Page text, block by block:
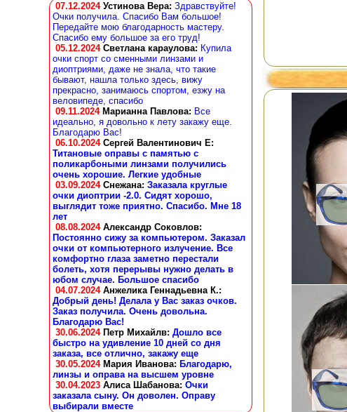
07.12.2024 Устинова Вера: Здравствуйте!
Очки получила. Спасибо Вам большое!
Передайте мою благодарность мастеру.
Спасибо ему большое за его труд!
05.12.2024 Светлана караулова: Купила
очки спорт со сменными линзами и
диоптриями, даже не знала, что такие
бывают, нашла только здесь, вижу
прекрасно, занимаюсь спортом, езжу на
веловипеде, спасибо
09.11.2024 Марианна Павлова: Все
идеально, я довольно к лету закажу еще.
Благодарю Вас!
06.10.2024 Сергей Валентинович Е:
Титановые оправы с памятью с
поликарбоными линзами получились
очень хорошие. Легкие удобные
03.09.2024 Снежана: Заказала круглые
очки диоптрии -2.0. Сидят хорошо,
выглядит тоже приятно. Спасибо. Мне 18
лет
08.08.2024 Александр Соковлов:
Постоянно сижу за компьютером. Заказал
очки от компьютерного излучение. Все
комфортно глаза заметно перестали
болеть, хотя перерывы нужно делать в
юбом случае. Большое спасибо
04.07.2024 Анжелика Геннадьевна К.:
Добрый день! Делала у Вас заказ очков.
Заказ получила. Очень довольна.
Благодарю Вас!
30.06.2024 Петр Михайлв: Дошло все
быстро на удивление 10 дней со дня
заказа, все отлично, закажу еще
30.05.2024 Мария Иванова: Благодарю,
линзы и оправа на высшем уровне
30.04.2023 Алиса Шабанова: Очки
заказала сыну. Он доволен. Оправу
выбирали вместе